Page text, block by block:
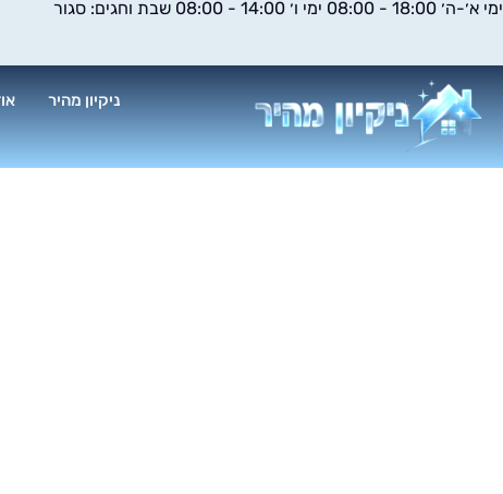
דילוג
ימי א׳-ה׳ 18:00 - 08:00 ימי ו׳ 14:00 - 08:00 שבת וחגים: סגור
ניקיון מהיר